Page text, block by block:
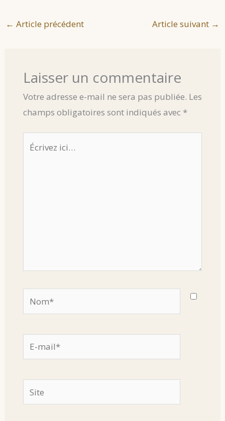
← Article précédent Article suivant →
Laisser un commentaire
Votre adresse e-mail ne sera pas publiée. Les
champs obligatoires sont indiqués avec *
Écrivez
Nom*
E-
mail*
Site